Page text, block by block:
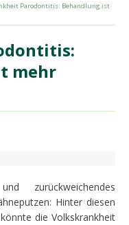
Parodontitis: Behandlung ist
mehr
zurückweichendes
Hinter diesen
die Volkskrankheit